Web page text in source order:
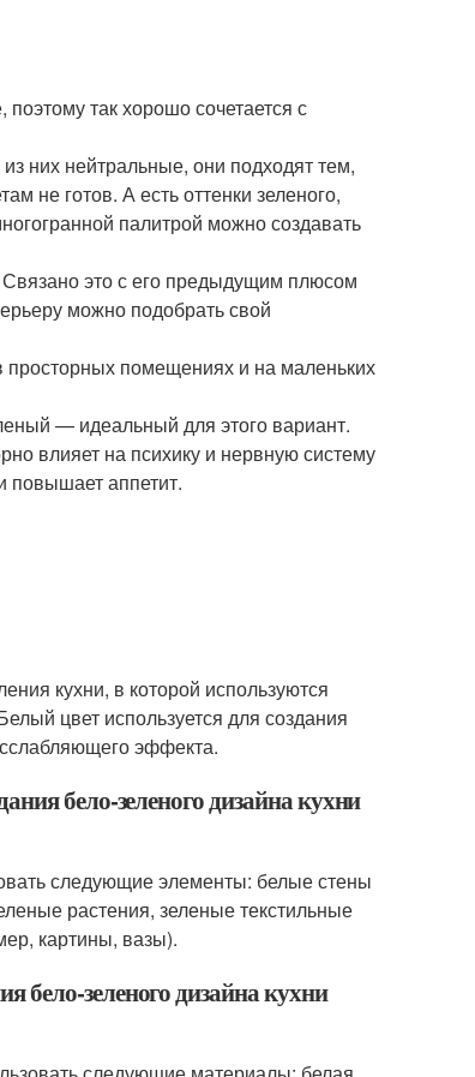
так хорошо сочетается с
них нейтральные, они подходят тем,
не готов. А есть оттенки зеленого,
палитрой можно создавать
это с его предыдущим плюсом
можно подобрать свой
помещениях и на маленьких
— идеальный для этого вариант.
влияет на психику и нервную систему
повышает аппетит.
кухни, в которой используются
цвет используется для создания
эффекта.
бело-зеленого дизайна кухни
следующие элементы: белые стены
растения, зеленые текстильные
картины, вазы).
бело-зеленого дизайна кухни